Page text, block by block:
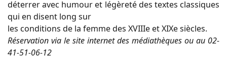
déterrer avec humour et légèreté des textes classiques
qui en disent long sur
les conditions de la femme des XVIIIe et XIXe siècles.
Réservation via le site internet des médiathèques ou au 02-
41-51-06-12